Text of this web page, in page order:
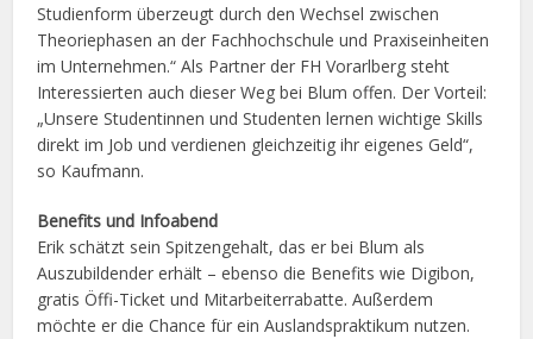
Studienform überzeugt durch den Wechsel zwischen
Theoriephasen an der Fachhochschule und Praxiseinheiten
im Unternehmen.“ Als Partner der FH Vorarlberg steht
Interessierten auch dieser Weg bei Blum offen. Der Vorteil:
„Unsere Studentinnen und Studenten lernen wichtige Skills
direkt im Job und verdienen gleichzeitig ihr eigenes Geld“,
so Kaufmann.
Benefits und Infoabend
Erik schätzt sein Spitzengehalt, das er bei Blum als
Auszubildender erhält – ebenso die Benefits wie Digibon,
gratis Öffi-Ticket und Mitarbeiterrabatte. Außerdem
möchte er die Chance für ein Auslandspraktikum nutzen.